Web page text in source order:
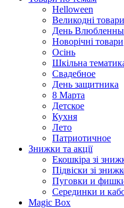
Helloween
Великодні товари
День
Новорічні товари
Осінь
Шкільна
Свадебное
День защитника
8 Марта
Детское
Кухня
Лето
Патриотичное
Знижки та акції
Екошкіра зі
Підвіски зі
Пуговки и
Серединки и
Magic Box